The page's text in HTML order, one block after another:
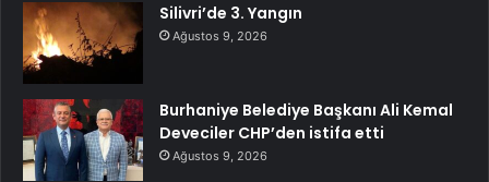
Silivri’de 3. Yangın
Ağustos 9, 2026
Burhaniye Belediye Başkanı Ali Kemal
Deveciler CHP’den istifa etti
Ağustos 9, 2026